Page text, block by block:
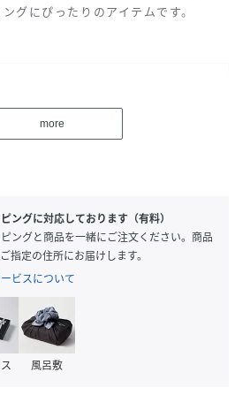
グにぴったりのアイテムです。
クリル00%
76-09 QP2226)
more
ングに対応しております（有料）
ングと商品を一緒にご注文ください。商品
指定の住所にお届けします。
ビスについて
風呂敷